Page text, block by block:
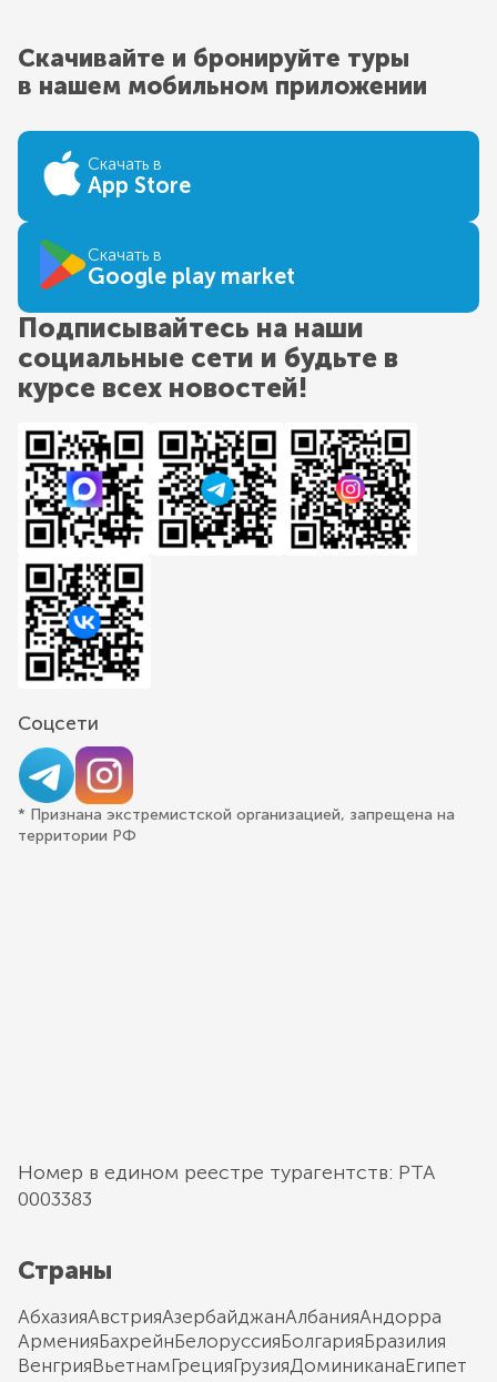
Скачивайте и бронируйте туры
в нашем мобильном приложении
Скачать в
App Store
Скачать в
Google play market
Подписывайтесь на наши
социальные сети и будьте в
курсе всех новостей!
Соцсети
* Признана экстремистской организацией, запрещена на
территории РФ
Номер в едином реестре турагентств: РТА
0003383
Страны
АбхазияАвстрияАзербайджанАлбанияАндорра
АрменияБахрейнБелоруссияБолгарияБразилия
ВенгрияВьетнамГрецияГрузияДоминиканаЕгипет